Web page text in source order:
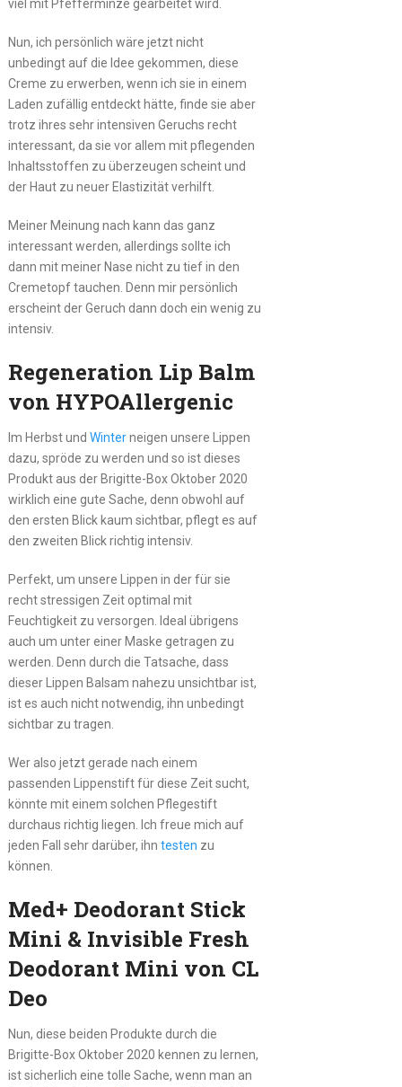
viel mit Pfefferminze gearbeitet wird.
Nun, ich persönlich wäre jetzt nicht
unbedingt auf die Idee gekommen, diese
Creme zu erwerben, wenn ich sie in einem
Laden zufällig entdeckt hätte, finde sie aber
trotz ihres sehr intensiven Geruchs recht
interessant, da sie vor allem mit pflegenden
Inhaltsstoffen zu überzeugen scheint und
der Haut zu neuer Elastizität verhilft.
Meiner Meinung nach kann das ganz
interessant werden, allerdings sollte ich
dann mit meiner Nase nicht zu tief in den
Cremetopf tauchen. Denn mir persönlich
erscheint der Geruch dann doch ein wenig zu
intensiv.
Regeneration Lip Balm
von HYPOAllergenic
Im Herbst und Winterneigen unsere Lippen
dazu, spröde zu werden und so ist dieses
Produkt aus der Brigitte-Box Oktober 2020
wirklich eine gute Sache, denn obwohl auf
den ersten Blick kaum sichtbar, pflegt es auf
den zweiten Blick richtig intensiv.
Perfekt, um unsere Lippen in der für sie
recht stressigen Zeit optimal mit
Feuchtigkeit zu versorgen. Ideal übrigens
auch um unter einer Maske getragen zu
werden. Denn durch die Tatsache, dass
dieser Lippen Balsam nahezu unsichtbar ist,
ist es auch nicht notwendig, ihn unbedingt
sichtbar zu tragen.
Wer also jetzt gerade nach einem
passenden Lippenstift für diese Zeit sucht,
könnte mit einem solchen Pflegestift
durchaus richtig liegen. Ich freue mich auf
jeden Fall sehr darüber, ihn testen zu
können.
Med+ Deodorant Stick
Mini & Invisible Fresh
Deodorant Mini von CL
Deo
Nun, diese beiden Produkte durch die
Brigitte-Box Oktober 2020 kennen zu lernen,
ist sicherlich eine tolle Sache, wenn man an